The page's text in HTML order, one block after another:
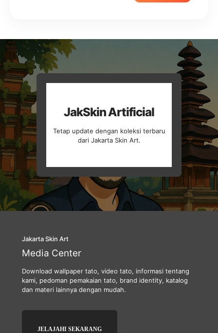
JakSkin Artificial
Tetap update dengan koleksi terbaru
dari Jakarta Skin Art.
Jakarta Skin Art
Media Center
Download wallpaper tato, video tato, informasi tentang
kami, pedoman pemakaian tato, brand identity, katalog
dan materi lainnya dengan mudah.
JELAJAHI SEKARANG